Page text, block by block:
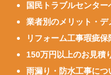
国民トラブルセンター
業者別のメリット・デ
リフォーム工事瑕疵保
150万円以上のお見積
雨漏り・防水工事につ